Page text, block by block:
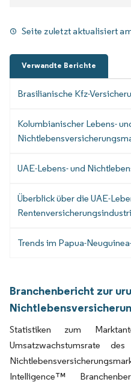
Seite zuletzt aktualisiert
Verwandte Berichte
Brasilianische Kfz-
Kolumbianischer Lebens-
UAE-Lebens- und
Überblick über die UAE-
Trends im Papua-
Branchenbericht zur
Statistiken zum
Umsatzwachstumsrate
Intelligence™